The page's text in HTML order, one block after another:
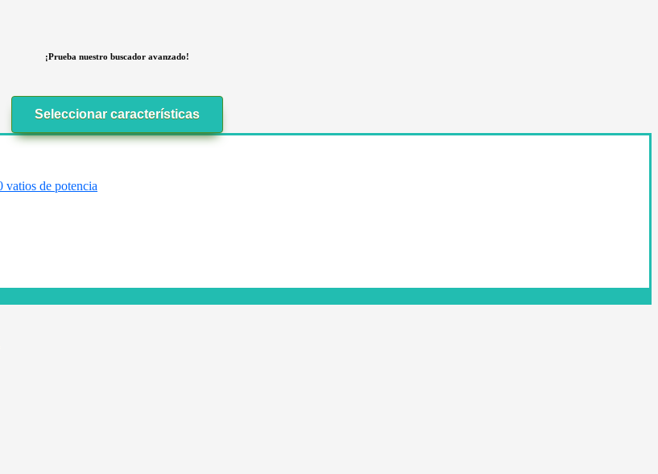
¡Prueba nuestro buscador avanzado!
Seleccionar características